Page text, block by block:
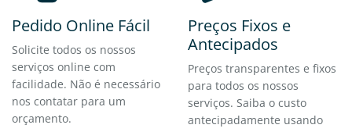
Pedido Online Fácil
Solicite todos os nossos
serviços online com
facilidade. Não é necessário
nos contatar para um
orçamento.
Preços Fixos e
Antecipados
Preços transparentes e fixos
para todos os nossos
serviços. Saiba o custo
antecipadamente usando